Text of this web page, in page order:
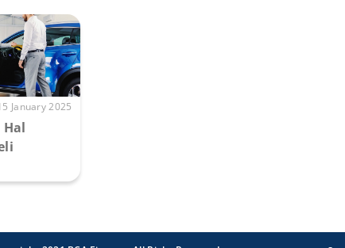
January 2025